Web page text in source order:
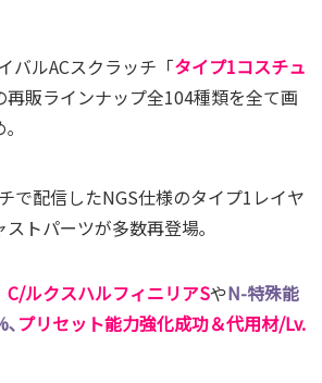
バルACスクラッチ「タイプ1コスチュ
再販ラインナップ全104種類を全て画
で配信したNGS仕様のタイプ1レイヤ
トパーツが多数再登場｡
C/ルクスハルフィニリアSやN-特殊能
､プリセット能力強化成功＆代用材/Lv.